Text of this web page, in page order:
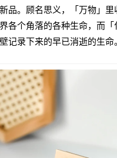
新品。顾名思义，「万物」
各个角落的各种生命，而
记录下来的早已消逝的生命。